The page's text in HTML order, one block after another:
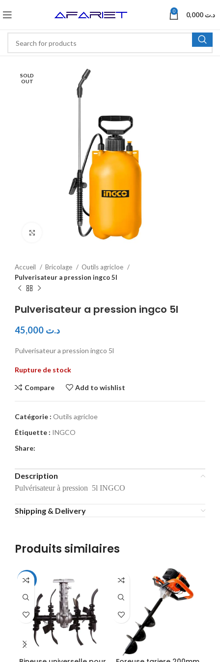
0 د.ت
SOLD
OUT
Click to enlarge
Accueil Bricolage
Outils agricloe
Pulverisateur a pression ingco 5l
Pulverisateur a pression ingco 5l
د.ت
Pulverisateur a pression ingco 5l
Rupture de stock
Compare Add to wishlist
Catégorie : Outils agricloe
Étiquette : INGCO
Share:
Description
Pulvérisateur à pression 5l INGCO
Shipping & Delivery
Produits similaires
-16%